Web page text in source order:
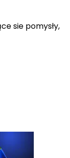
sie pomysły,